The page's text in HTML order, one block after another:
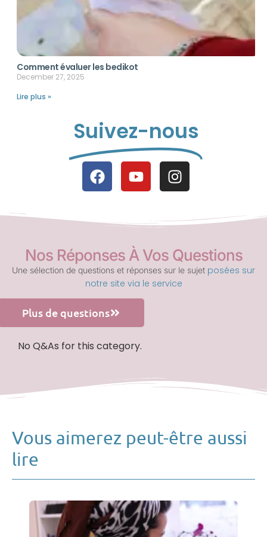
Comment évaluer les bedikot
December 27, 2025
Lire plus »
Suivez-nous
Nos Réponses À Vos Questions
Une sélection de questions et réponses sur le sujet posées sur
notre site via le service
Plus de questions
No Q&As for this category.
Vous aimerez peut-être aussi
lire